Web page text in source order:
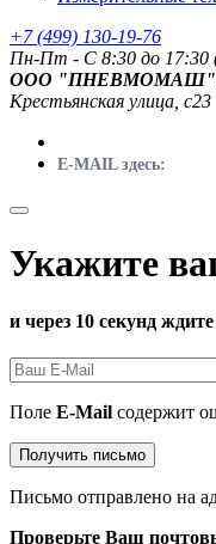
+7 (499) 130-19-76
Пн-Пт - C 8:30 до
ООО "ПНЕВМОМАШ"
Крестьянская улица, с23
E-MAIL здесь:
Укажите
и через 10 секунд
Поле E-Mail содержит
Получить письмо
Письмо отправлено на
Проверьте Ваш